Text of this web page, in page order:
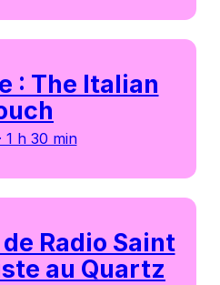
: The Italian
1 h 30 min
Radio Saint
au Quartz